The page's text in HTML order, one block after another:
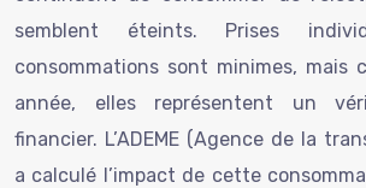
semblent éteints. Prises
consommations sont minimes, mais
année, elles représentent un
financier. L’ADEME (Agence de la
a calculé l’impact de cette